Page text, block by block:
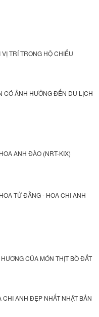
TRÍ TRONG HỘ CHIẾU
CÓ ẢNH HƯỞNG ĐẾN DU LỊCH
ANH ĐÀO (NRT-KIX)
TỬ ĐẰNG - HOA CHI ANH
CỦA MÓN THỊT BÒ ĐẮT
CHI ANH ĐẸP NHẤT NHẬT BẢN